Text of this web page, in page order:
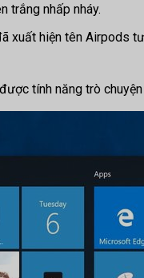
trắng nhấp nháy.
xuất hiện tên Airpods
tính năng trò